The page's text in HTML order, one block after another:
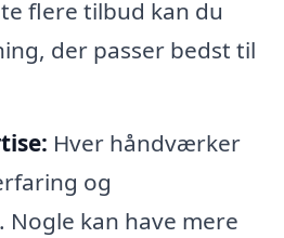
flere tilbud kan du
der passer bedst til
Hver håndværker
og
Nogle kan have mere